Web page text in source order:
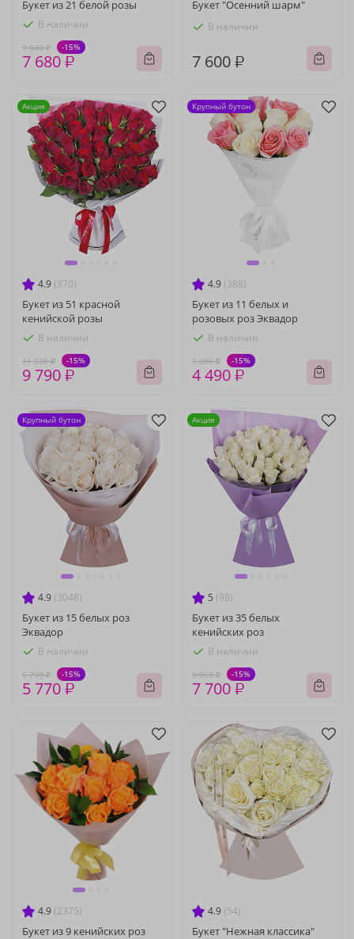
Букет из 21 белой розы
В наличии
9 040 ₽ -15%
7 680 ₽
Букет "Осенний шарм"
В наличии
7 600 ₽
4.9 (370)
Букет из 51 красной
кенийской розы
В наличии
11 520 ₽ -15%
9 790 ₽
Акция
4.9 (388)
Букет из 11 белых и
розовых роз Эквадор
В наличии
5 280 ₽ -15%
4 490 ₽
Крупный бутон
4.9 (3048)
Букет из 15 белых роз
Эквадор
В наличии
6 790 ₽ -15%
5 770 ₽
Крупный бутон
5 (98)
Букет из 35 белых
кенийских роз
В наличии
9 060 ₽ -15%
7 700 ₽
Акция
4.9 (2375)
Букет из 9 кенийских роз
4.9 (54)
Букет "Нежная классика"